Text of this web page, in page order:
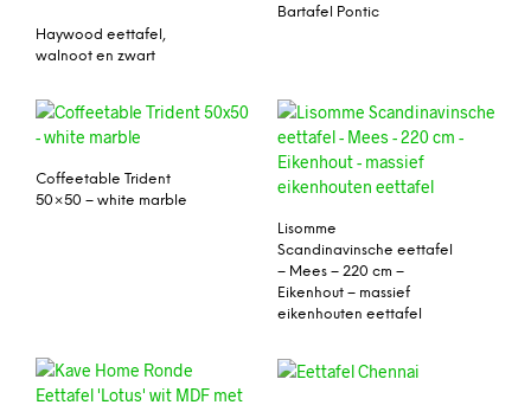
Haywood eettafel,
walnoot en zwart
Bartafel Pontic
Coffeetable Trident
50×50 – white marble
Lisomme
Scandinavinsche eettafel
– Mees – 220 cm –
Eikenhout – massief
eikenhouten eettafel